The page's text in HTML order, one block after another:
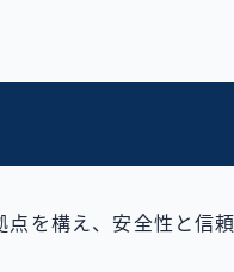
を構え、安全性と信頼